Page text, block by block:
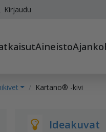
Kirjaudu
Aineisto
Kartano® -kivi
Ideakuvat